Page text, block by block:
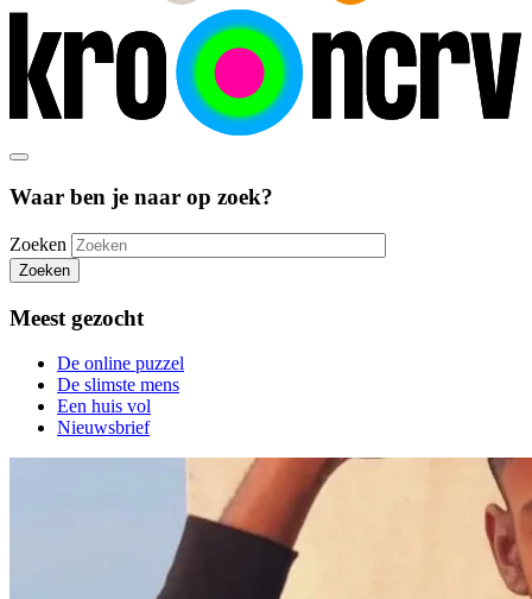
Waar ben je naar op zoek?
Zoeken
Zoeken
Meest gezocht
De online puzzel
De slimste mens
Een huis vol
Nieuwsbrief